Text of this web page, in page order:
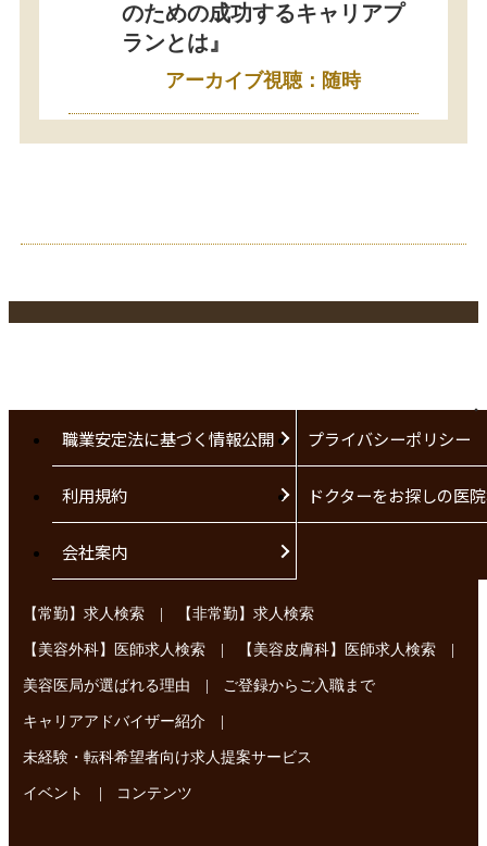
のための成功するキャリアプ
ランとは』
アーカイブ視聴：随時
職業安定法に基づく情報公開 プライバシーポリシー
利用規約 ドクターをお探しの医
会社案内
【常勤】求人検索 | 【非常勤】求人検索
【美容外科】医師求人検索 | 【美容皮膚科】医師求人検索 |
美容医局が選ばれる理由 | ご登録からご入職まで
キャリアアドバイザー紹介 |
未経験・転科希望者向け求人提案サービス
イベント | コンテンツ